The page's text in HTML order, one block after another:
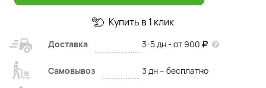
Купить в 1 клик
Доставка 3-5 дн - от 900
Самовывоз 3 дн – бесплатно